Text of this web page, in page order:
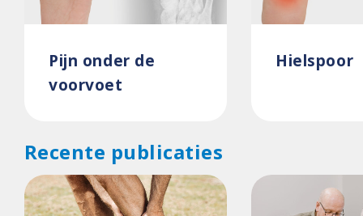
Pijn onder de
voorvoet
Hielspoor
Recente publicaties